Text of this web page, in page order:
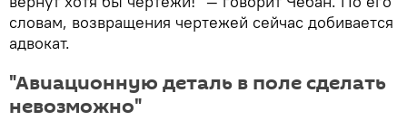
словам, возвращения чертежей сейчас добивается
адвокат.
"Авиационную деталь в поле сделать
невозможно"